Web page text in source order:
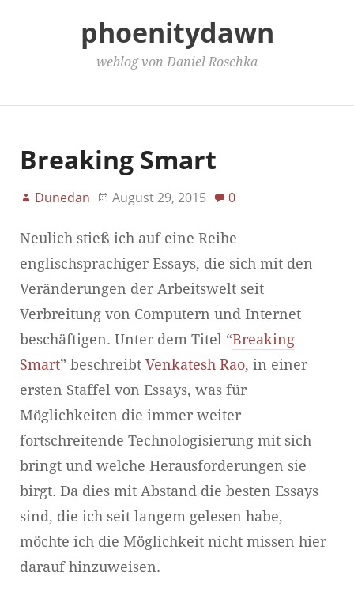
phoenitydawn
weblog von Daniel Roschka
Breaking Smart
Dunedan August 29, 2015 0
Neulich stieß ich auf eine Reihe
englischsprachiger Essays, die sich mit den
Veränderungen der Arbeitswelt seit
Verbreitung von Computern und Internet
beschäftigen. Unter dem Titel “Breaking
Smart” beschreibt Venkatesh Rao, in einer
ersten Staffel von Essays, was für
Möglichkeiten die immer weiter
fortschreitende Technologisierung mit sich
bringt und welche Herausforderungen sie
birgt. Da dies mit Abstand die besten Essays
sind, die ich seit langem gelesen habe,
möchte ich die Möglichkeit nicht missen hier
darauf hinzuweisen.